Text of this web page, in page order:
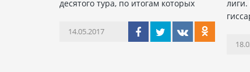
десятого тура, по итогам которых
14.05.2017
лиги.